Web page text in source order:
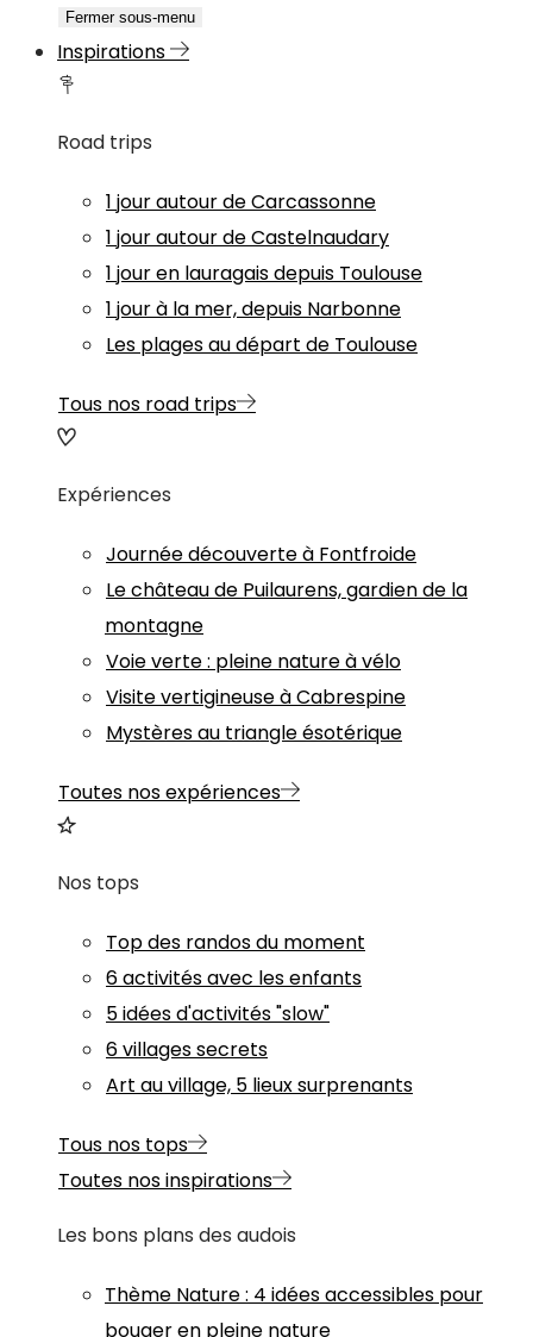
Fermer sous-menu
Inspirations
Road trips
1 jour autour de Carcassonne
1 jour autour de Castelnaudary
1 jour en lauragais depuis Toulouse
1 jour à la mer, depuis Narbonne
Les plages au départ de Toulouse
Tous nos road trips
Expériences
Journée découverte à Fontfroide
Le château de Puilaurens, gardien de la
montagne
Voie verte : pleine nature à vélo
Visite vertigineuse à Cabrespine
Mystères au triangle ésotérique
Toutes nos expériences
Nos tops
Top des randos du moment
6 activités avec les enfants
5 idées d'activités "slow"
6 villages secrets
Art au village, 5 lieux surprenants
Tous nos tops
Toutes nos inspirations
Les bons plans des audois
Thème Nature: 4 idées accessibles pour
bouger en pleine nature